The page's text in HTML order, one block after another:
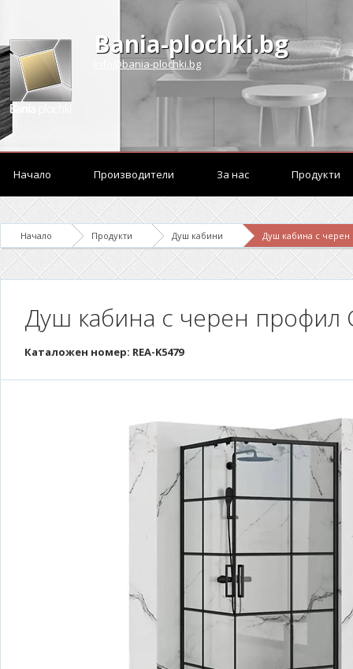
Bania-plochki.bg
info@bania-plochki.bg
Начало Производители За нас Продукти
Начало Продукти Душ кабини Душ кабина с
Душ кабина с черен профил
Каталожен номер: REA-K5479